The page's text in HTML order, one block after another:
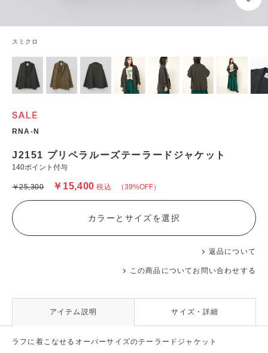
スミクロ
RNA-N
J2151 プリペラルーズテーラードジャケット
140ポイント付与
（39%OFF）
￥15,400 税込
￥25,300
返品について
この商品についてお問い合わせする
カラーとサイズを選択
アイテム説明 サイズ・詳細
ラフに着こなせるオーバーサイズのテーラードジャケット